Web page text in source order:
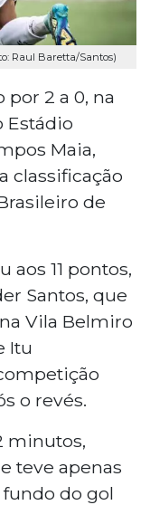
Raul Baretta/Santos)
2 a 0, na
Estádio
Maia,
classificação
de
aos 11 pontos,
Santos, que
Vila Belmiro
Itu
o revés.
minutos,
teve apenas
fundo do gol